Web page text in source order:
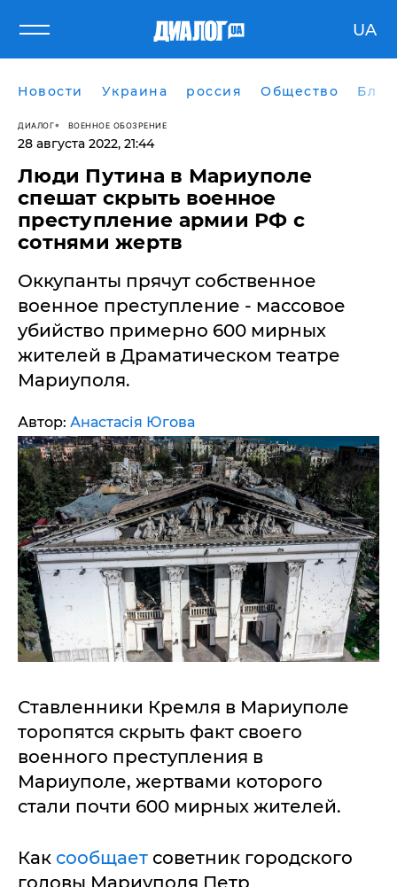
UA
Новости Украина россия Общество
ДИАЛОГ ВОЕННОЕ ОБОЗРЕНИЕ
28 августа 2022, 21:44
Люди Путина в Мариуполе
спешат скрыть военное
преступление армии РФ с
сотнями жертв
Оккупанты прячут собственное
военное преступление - массовое
убийство примерно 600 мирных
жителей в Драматическом театре
Мариуполя.
Автор: Анастасія Югова
Ставленники Кремля в Мариуполе
торопятся скрыть факт своего
военного преступления в
Мариуполе, жертвами которого
стали почти 600 мирных жителей.
Как сообщает советник городского
головы Мариуполя Петр